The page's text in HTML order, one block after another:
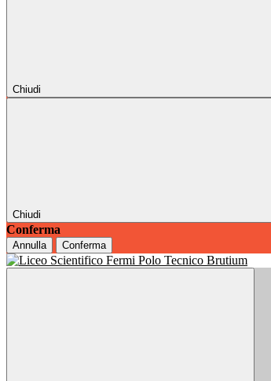
Chiudi
Chiudi
Conferma
Annulla Conferma